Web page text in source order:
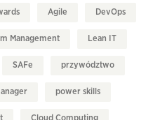
Agile DevOps
Management Lean IT
SAFe przywództwo
power skills